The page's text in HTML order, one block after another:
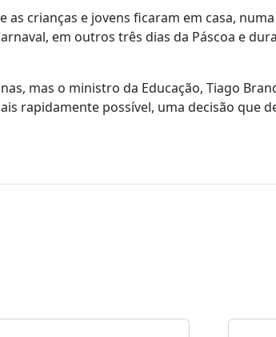
crianças e jovens ficaram em casa,
em outros três dias da Páscoa e
mas o ministro da Educação, Tiago
rapidamente possível, uma decisão que